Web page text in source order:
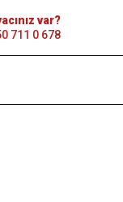
var?
711 0 678